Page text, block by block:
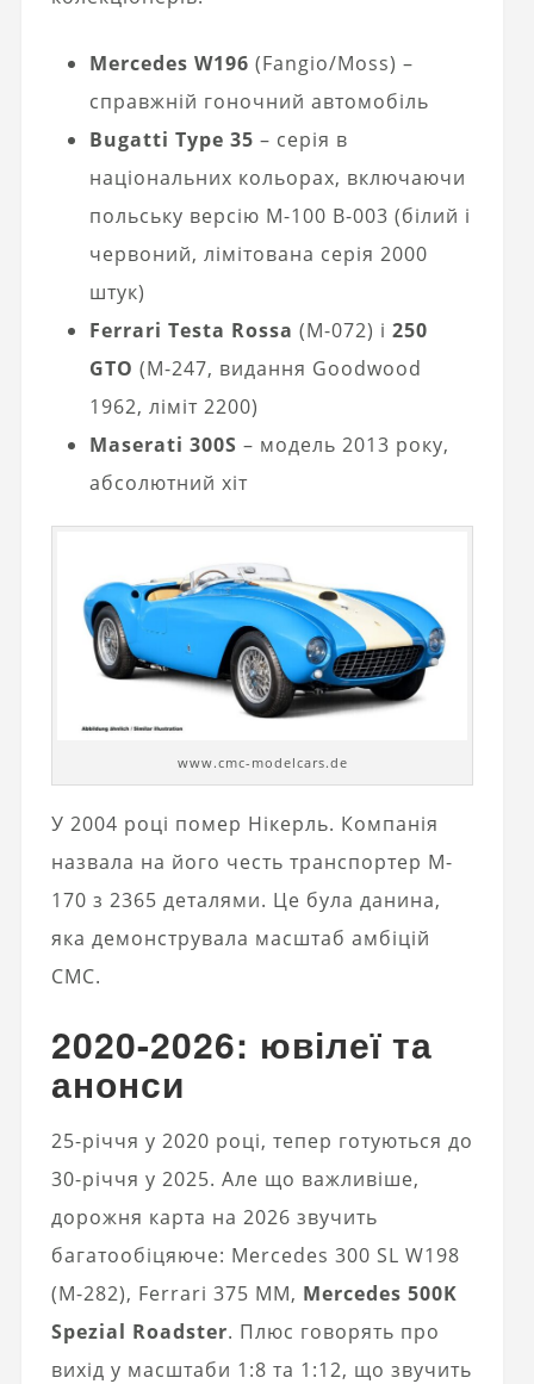
Mercedes W196 (Fangio/Moss) –
справжній гоночний автомобіль
Bugatti Type 35 – серія в
національних кольорах, включаючи
польську версію M-100 B-003 (білий і
червоний, лімітована серія 2000
штук)
Ferrari Testa Rossa (M-072) і 250
GTO (M-247, видання Goodwood
1962, ліміт 2200)
Maserati 300S – модель 2013 року,
абсолютний хіт
www.cmc-modelcars.de
У 2004 році помер Нікерль. Компанія
назвала на його честь транспортер M-
170 з 2365 деталями. Це була данина,
яка демонструвала масштаб амбіцій
CMC.
2020-2026: ювілеї та
анонси
25-річчя у 2020 році, тепер готуються до
30-річчя у 2025. Але що важливіше,
дорожня карта на 2026 звучить
багатообіцяюче: Mercedes 300 SL W198
(M-282), Ferrari 375 MM, Mercedes 500K
Spezial Roadster. Плюс говорять про
вихід у масштаби 1:8 та 1:12, що звучить